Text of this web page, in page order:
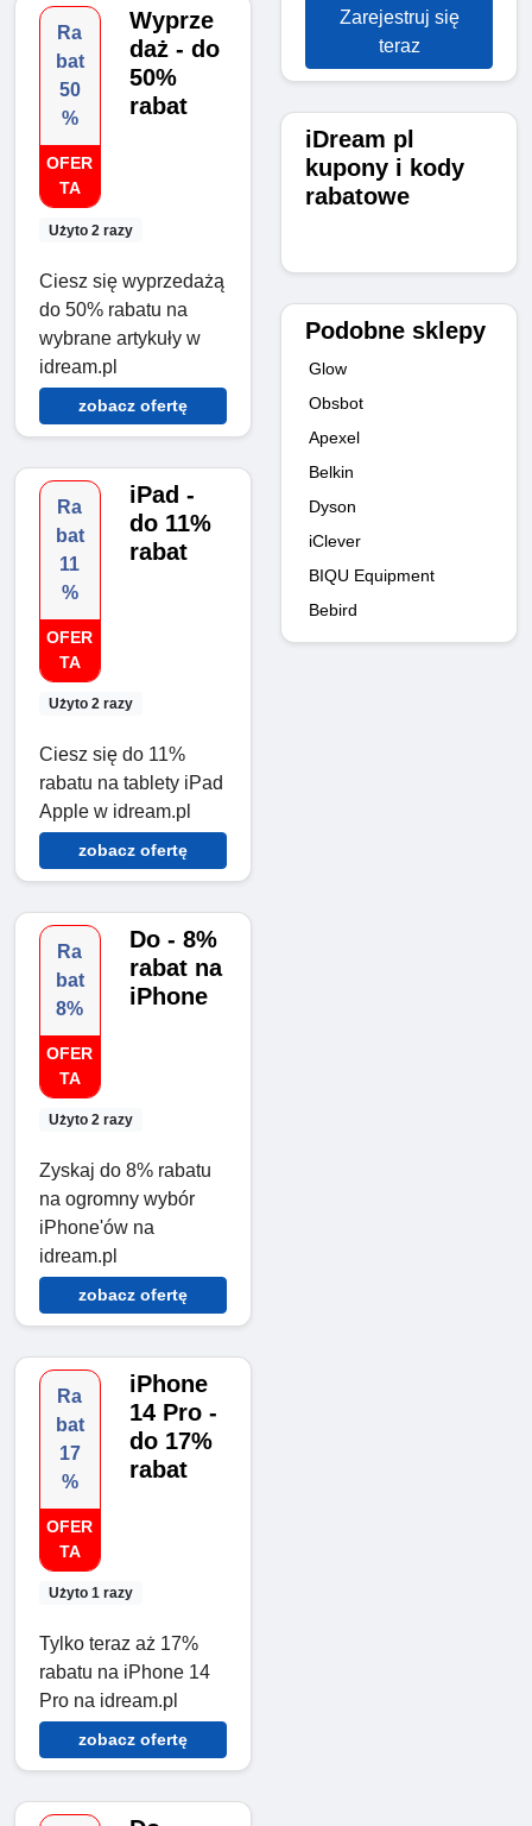
Ra
bat
50
%
OFER
TA
Użyto 2 razy
Wyprze
daż - do
50%
rabat
Ciesz się wyprzedażą
do 50% rabatu na
wybrane artykuły w
idream.pl
zobacz ofertę
Ra
bat
11
%
OFER
TA
Użyto 2 razy
iPad -
do 11%
rabat
Ciesz się do 11%
rabatu na tablety iPad
Apple w idream.pl
zobacz ofertę
Ra
bat
8%
OFER
TA
Użyto 2 razy
Do - 8%
rabat na
iPhone
Zyskaj do 8% rabatu
na ogromny wybór
iPhone'ów na
idream.pl
zobacz ofertę
Ra
bat
17
%
OFER
TA
Użyto 1 razy
iPhone
14 Pro -
do 17%
rabat
Tylko teraz aż 17%
rabatu na iPhone 14
Pro na idream.pl
zobacz ofertę
Zarejestruj się
teraz
iDream pl
kupony i kody
rabatowe
Podobne sklepy
Glow
Obsbot
Apexel
Belkin
Dyson
iClever
BIQU Equipment
Bebird